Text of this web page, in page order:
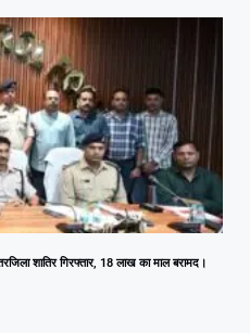
शातिर गिरफ्तार, 18 लाख का माल बरामद।